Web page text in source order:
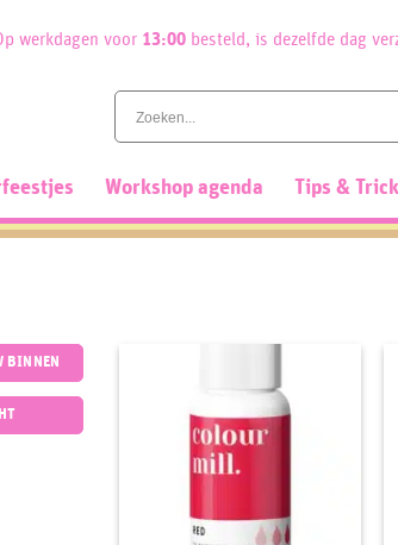
werkdagen voor 13:00besteld, is dezelfde dag
Workshop agenda Tips &
BINNEN